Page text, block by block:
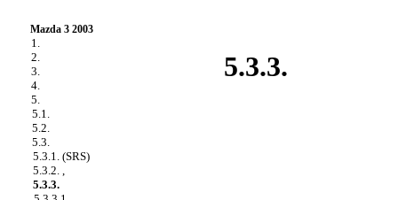
Mazda 3 2003
1.
2.
3.
4.
5.
5.1.
5.2.
5.3.
5.3.1. (SRS)
5.3.2. ,
5.3.3.
5.3.3.